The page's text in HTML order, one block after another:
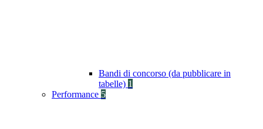
Bandi di concorso (da pubblicare in
tabelle) 1
Performance 5